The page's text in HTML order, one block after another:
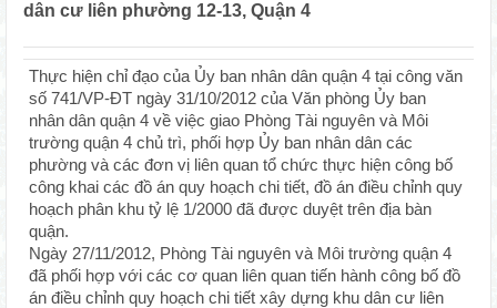
dân cư liên phường 12-13, Quận 4
Thực hiện chỉ đạo của Ủy ban nhân dân quận 4 tại công văn
số 741/VP-ĐT ngày 31/10/2012 của Văn phòng Ủy ban
nhân dân quận 4 về việc giao Phòng Tài nguyên và Môi
trường quận 4 chủ trì, phối hợp Ủy ban nhân dân các
phường và các đơn vị liên quan tổ chức thực hiện công bố
công khai các đồ án quy hoạch chi tiết, đồ án điều chỉnh quy
hoạch phân khu tỷ lệ 1/2000 đã được duyệt trên địa bàn
quận.
Ngày 27/11/2012, Phòng Tài nguyên và Môi trường quận 4
đã phối hợp với các cơ quan liên quan tiến hành công bố đồ
án điều chỉnh quy hoạch chi tiết xây dựng khu dân cư liên